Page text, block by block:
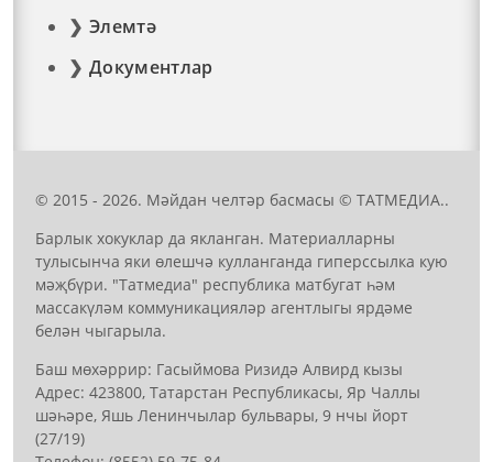
Элемтә
Документлар
© 2015 - 2026. Мәйдан челтәр басмасы © ТАТМЕДИА..
Барлык хокуклар да якланган. Материалларны
тулысынча яки өлешчә кулланганда гиперссылка кую
мәҗбүри. "Татмедиа" республика матбугат һәм
массакүләм коммуникацияләр агентлыгы ярдәме
белән чыгарыла.
Баш мөхәррир: Гасыймова Ризидә Алвирд кызы
Адрес: 423800, Татарстан Республикасы, Яр Чаллы
шәһәре, Яшь Ленинчылар бульвары, 9 нчы йорт
(27/19)